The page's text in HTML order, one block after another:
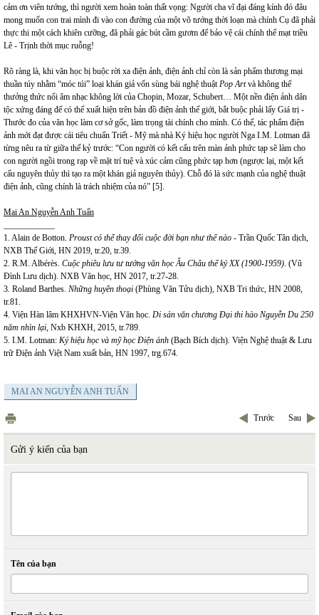
cảm ơn viên tướng, thì người xem hoàn toàn thất vọng: Người cha vĩ đại đáng kính đó đâu
mong muốn con trai mình đi vào con đường của một võ tướng thời loạn mà chính Cụ đã phải
thực thi một cách khiên cưỡng, đã phải gác bút cầm gươm để bảo vệ cái chính thể mạt triều
Lê - Trịnh thời mục ruỗng!
Rõ ràng là, khi văn học bị buộc rời xa điện ảnh, điện ảnh chỉ còn là sản phẩm thương mại
thuần túy nhằm “móc túi” loại khán giả vốn sùng bái nghệ thuậtPop Artvà không thể
thưởng thức nổi âm nhạc không lời của Chopin, Mozar, Schubert… Một nền điện ảnh dân
tộc xứng đáng để có thể xuất hiện trên bản đồ điện ảnh thế giới, bắt buộc phải lấy Giá trị -
Thước đo của văn học làm cơ sở gốc, làm trọng tài chính cho mình. Có thế, tác phẩm điện
ảnh mới đạt được cái tiêu chuẩn Triết - Mỹ mà nhà Ký hiệu học người Nga I.M. Lotman đã
từng nêu ra từ giữa thế kỷ trước: “Con người có kết cấu trên màn ảnh phức tạp sẽ làm cho
con người ngồi trong rạp về mặt trí tuệ và xúc cảm cũng phức tạp hơn (ngược lại, một kết
cấu nguyên thủy thì tạo ra một khán giả nguyên thủy). Chỗ đó là sức mạnh của nghệ thuật
điện ảnh, cũng chính là trách nhiệm của nó” [5].
Mai An Nguyễn Anh Tuấn
1. Alain de Botton. Proust có thể thay đổi cuộc đời bạn nhưthế nào - Trần Quốc Tân dịch,
NXB Thế Giới, HN 2019, tr.20, tr.39.
2. R.M. Albérès. Cuộc phiêu lưu tư tưởng văn học Âu Châu thế kỷ XX (1900-1959). (Vũ
Đình Lưu dịch). NXB Văn học, HN 2017, tr.27-28.
3. Roland Barthes. Những huyền thoại (Phùng Văn Tửu dịch), NXB Tri thức, HN 2008,
tr.81.
4. Viện Hàn lâm KHXHVN-Viện Văn học. Di sản văn chương Đại thi hào Nguyễn Du 250
năm nhìn lại, Nxb KHXH, 2015, tr.789.
5. I.M. Lotman: Ký hiệu học và mỹ học Điện ảnh (Bạch Bích dịch). Viện Nghệ thuật & Lưu
trữ Điện ảnh Việt Nam xuất bản, HN 1997, trg.674.
MAI AN NGUYỄN ANH TUẤN
Trước Sau
Gửi ý kiến của bạn
Tên của bạn